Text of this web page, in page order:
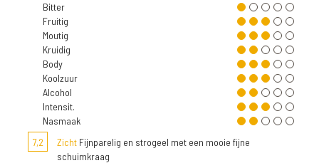
Bitter
Fruitig
Moutig
Kruidig
Body
Koolzuur
Alcohol
Intensit.
Nasmaak
7,2
Zicht Fijnparelig en strogeel met een mooie fijne
schuimkraag